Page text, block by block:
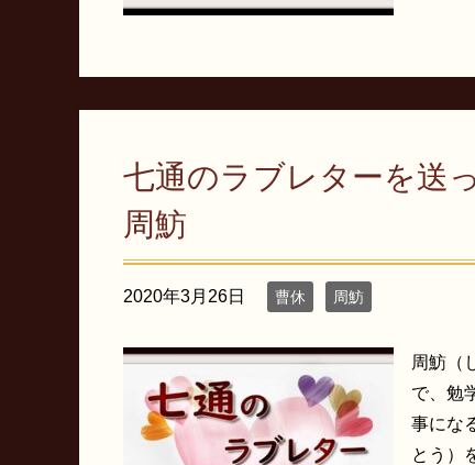
七通のラブレターを送
周魴
2020年3月26日 曹休 周魴
周魴（
で、勉
事にな
とう）